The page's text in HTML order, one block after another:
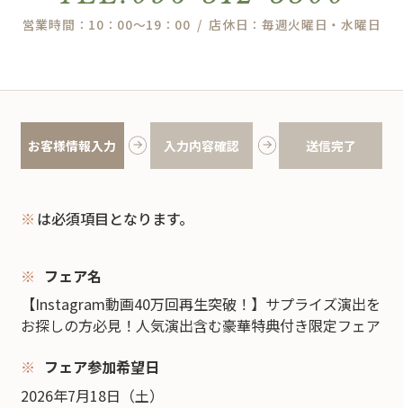
営業時間：10：00～19：00 / 店休日：毎週火曜日・水曜日
お客様情報入力 入力内容確認 送信完了
※ は必須項目となります。
フェア名
【Instagram動画40万回再生突破！】サプライズ演出を
お探しの方必見！人気演出含む豪華特典付き限定フェア
フェア参加希望日
2026年7月18日（土）